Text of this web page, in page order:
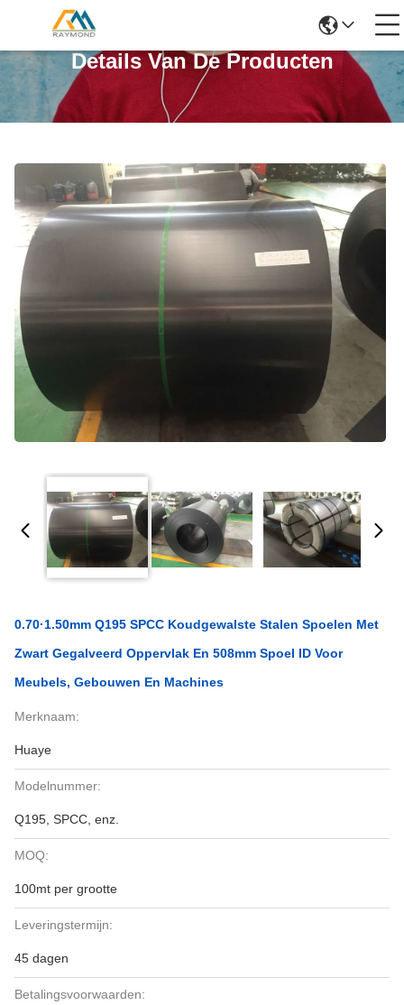
Details Van De Producten
0.70·1.50mm Q195 SPCC Koudgewalste Stalen Spoelen Met
Zwart Gegalveerd Oppervlak En 508mm Spoel ID Voor
Meubels, Gebouwen En Machines
Merknaam:
Huaye
Modelnummer:
Q195, SPCC, enz.
MOQ:
100mt per grootte
Leveringstermijn:
45 dagen
Betalingsvoorwaarden: